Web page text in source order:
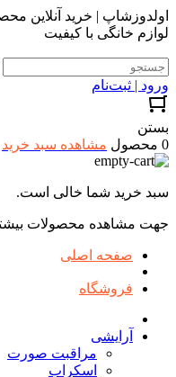
اولدوزشاپ | خرید آنلاین
لوازم خانگی با کیفیت
ورود | ثبت‌نام
بستن
0 محصول
مشاهده سبد خرید
سبد خرید شما خالی است.
جهت مشاهده محصولات
صفحه اصلی
فروشگاه
آرایشی
مراقبت صورت
اسکراب